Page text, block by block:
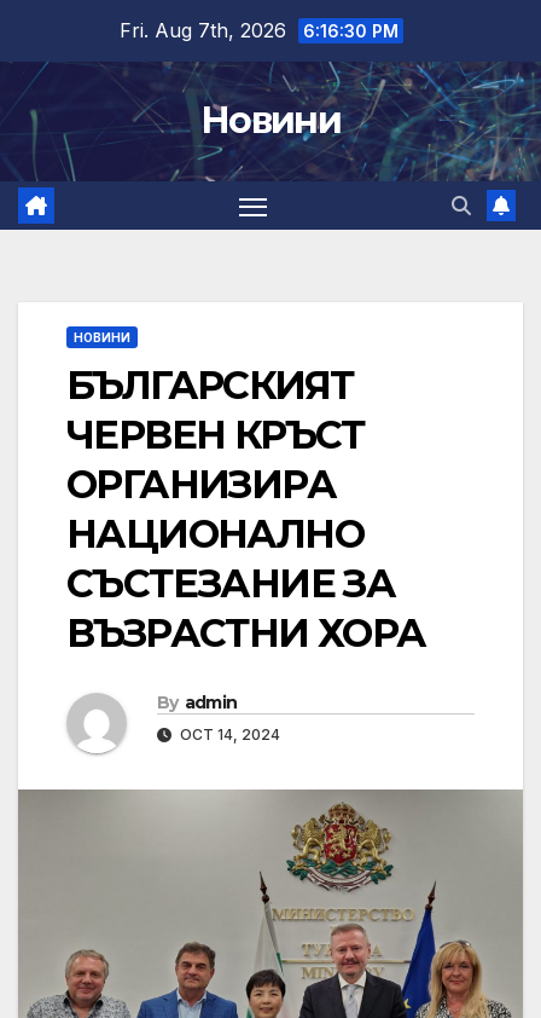
content
Fri. Aug 7th, 2026 6:16:31 PM
Новини
НОВИНИ
БЪЛГАРСКИЯТ
ЧЕРВЕН КРЪСТ
ОРГАНИЗИРА
НАЦИОНАЛНО
СЪСТЕЗАНИЕ ЗА
ВЪЗРАСТНИ ХОРА
By admin
OCT 14, 2024